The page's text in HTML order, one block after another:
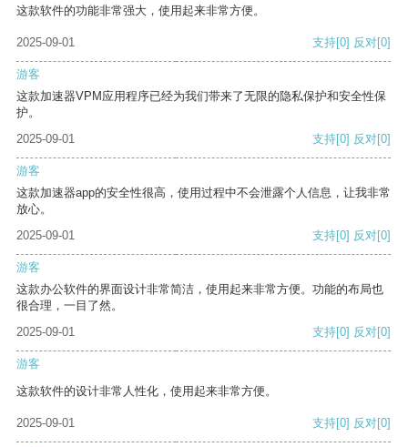
这款软件的功能非常强大，使用起来非常方便。
2025-09-01 支持[0] 反对[0]
游客
这款加速器VPM应用程序已经为我们带来了无限的隐私保护和安全性保
护。
2025-09-01
支持[0] 反对[0]
游客
这款加速器app的安全性很高，使用过程中不会泄露个人信息，让我非常
放心。
2025-09-01
支持[0] 反对[0]
游客
这款办公软件的界面设计非常简洁，使用起来非常方便。功能的布局也
很合理，一目了然。
2025-09-01
支持[0] 反对[0]
游客
这款软件的设计非常人性化，使用起来非常方便。
2025-09-01 支持[0] 反对[0]